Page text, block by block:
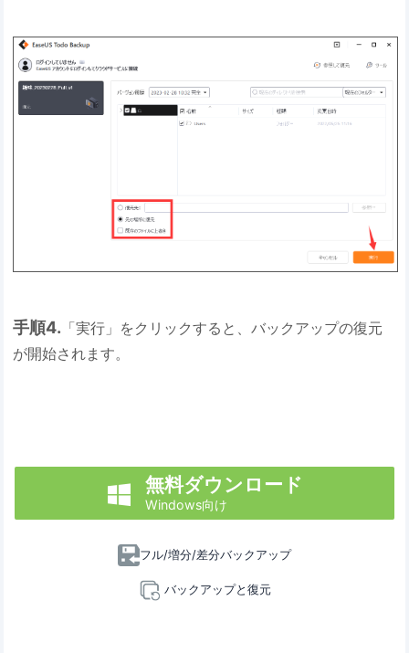
手順4. 「実行」をクリックすると、バックアップの復元
が開始されます。
 無料ダウンロード
Windows向け
フル/増分/差分バックアップ
バックアップと復元